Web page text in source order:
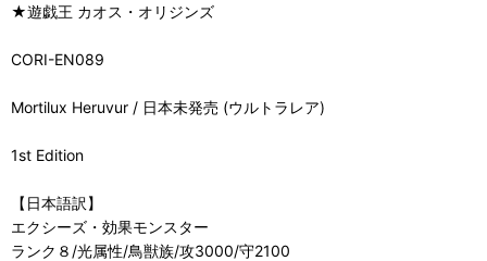
★遊戯王 カオス・オリジンズ
CORI-EN089
Mortilux Heruvur / 日本未発売 (ウルトラレア)
1st Edition
【日本語訳】
エクシーズ・効果モンスター
ランク８/光属性/鳥獣族/攻3000/守2100